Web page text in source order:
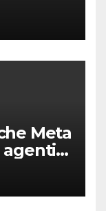
Meta
agenti